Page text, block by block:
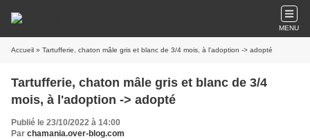
MENU
Accueil » Tartufferie, chaton mâle gris et blanc de 3/4 mois, à l'adoption -> adopté
Tartufferie, chaton mâle gris et blanc de 3/4
mois, à l'adoption -> adopté
Publié le 23/10/2022 à 14:00
Par chamania.over-blog.com